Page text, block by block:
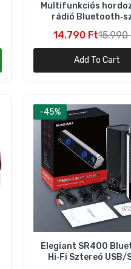
Multifunkciós
rádió
vészlámpa
14.790 Ft15.990
Add To Cart
-45%
Elegiant SR400
Hi‑Fi Sztereó USB/